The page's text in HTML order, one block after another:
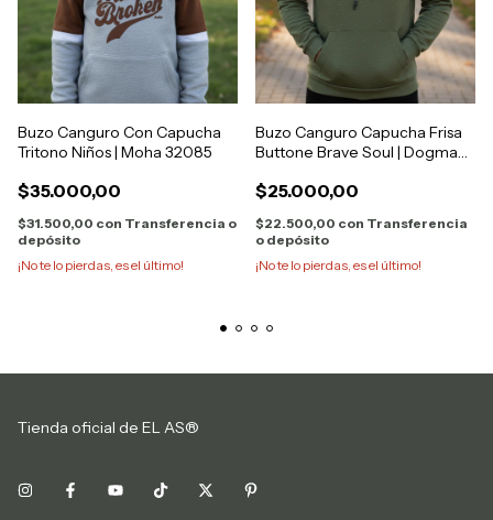
Buzo Canguro Con Capucha
Tritono Niños | Moha 32085
$35.000,00
$31.500,00 con Transferencia o
depósito
¡No te lo pierdas, es el último!
Buzo Canguro Capucha Frisa
Buttone Brave Soul | Dogma
$25.000,00
$22.500,00 con Transferencia
o depósito
¡No te lo pierdas, es el último!
Tienda oficial de EL AS®